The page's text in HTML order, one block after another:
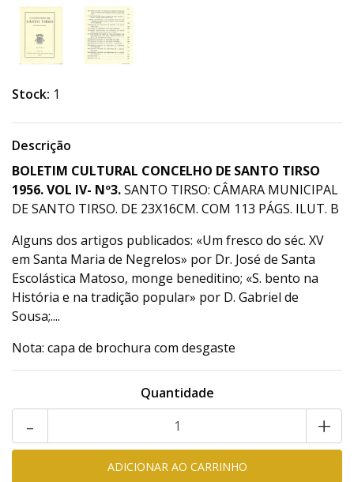
Stock: 1
Descrição
BOLETIM CULTURAL CONCELHO DE SANTO TIRSO
1956. VOL IV- Nº3.SANTO TIRSO: CÂMARA MUNICIPAL
DE SANTO TIRSO. DE 23X16CM. COM 113 PÁGS. ILUT. B
Alguns dos artigos publicados: «Um fresco do séc. XV
em Santa Maria de Negrelos» por Dr. José de Santa
Escolástica Matoso, monge beneditino; «S. bento na
História e na tradição popular» por D. Gabriel de
Sousa;....
Nota: capa de brochura com desgaste
Quantidade
+
-